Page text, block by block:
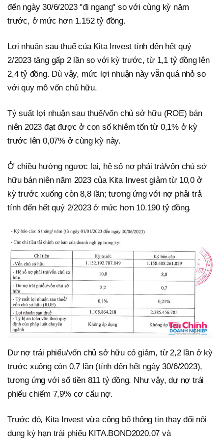
đến ngày 30/6/2023 "đi ngang" so với cùng kỳ năm
trước, ở mức hơn 1.152 tỷ đồng.
Lợi nhuận sau thuế của Kita Invest tính đến hết quý
2/2023 tăng gấp 2 lần so với kỳ trước, từ 1,1 tỷ đồng lên
2,4 tỷ đồng. Dù vậy, mức lợi nhuận này vẫn quá nhỏ so
với quy mô vốn chủ hữu.
Tỷ suất lợi nhuận sau thuế/vốn chủ sở hữu (ROE) bán
niên 2023 đạt được ở con số khiêm tốn từ 0,1% ở kỳ
trước lên 0,07% ở cùng kỳ này.
Ở chiều hướng ngược lại, hệ số nợ phải trả/vốn chủ sở
hữu bán niên năm 2023 của Kita Invest giảm từ 10,0 ở
kỳ trước xuống còn 8,8 lần; tương ứng với nợ phải trả
tính đến hết quý 2/2023 ở mức hơn 10.190 tỷ đồng.
Dư nợ trái phiếu/vốn chủ sở hữu có giảm, từ 2,2 lần ở kỳ
trước xuống còn 0,7 lần (tính đến hết ngày 30/6/2023),
tương ứng với số tiền 811 tỷ đồng. Như vậy, dự nợ trái
phiếu chiếm 7,9% cơ cấu nợ.
Trước đó, Kita Invest vừa công bố thông tin thay đổi nội
dung kỳ hạn trái phiếu KITA.BOND2020.07 và